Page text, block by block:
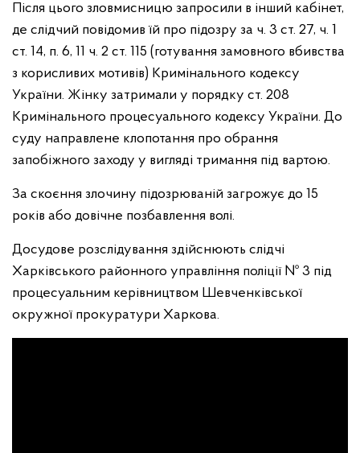
Після цього зловмисницю запросили в інший кабінет,
де слідчий повідомив їй про підозру за ч. 3 ст. 27, ч. 1
ст. 14, п. 6, 11 ч. 2 ст. 115 (готування замовного вбивства
з корисливих мотивів) Кримінального кодексу
України. Жінку затримали у порядку ст. 208
Кримінального процесуального кодексу України. До
суду направлене клопотання про обрання
запобіжного заходу у вигляді тримання під вартою.
За скоєння злочину підозрюваній загрожує до 15
років або довічне позбавлення волі.
Досудове розслідування здійснюють слідчі
Харківського районного управління поліції № 3 під
процесуальним керівництвом Шевченківської
окружної прокуратури Харкова.